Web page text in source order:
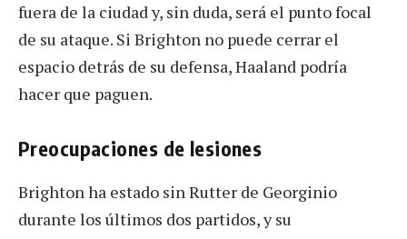
fuera de la ciudad y, sin duda, será el punto focal
de su ataque. Si Brighton no puede cerrar el
espacio detrás de su defensa, Haaland podría
hacer que paguen.
Preocupaciones de lesiones
Brighton ha estado sin Rutter de Georginio
durante los últimos dos partidos, y su